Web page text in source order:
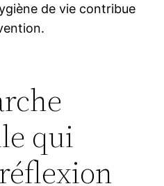
de vie contribue
qui